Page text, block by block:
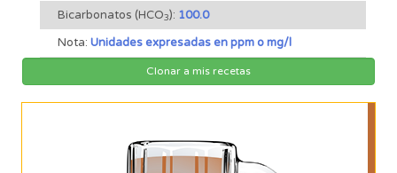
Bicarbonatos (HCO3): 100.0
Nota: Unidades expresadas en ppm o mg/l
Clonar a mis recetas